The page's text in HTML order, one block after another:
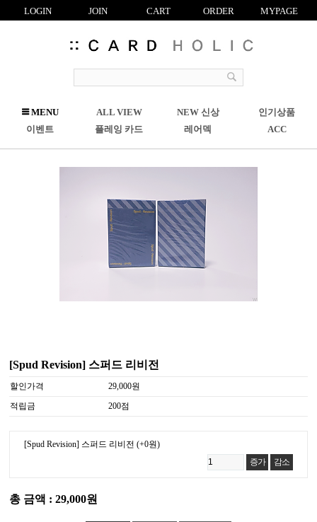
LOGIN JOIN CART ORDER MYPAGE
R
CMENU ALL VIEW NEW 신상
인기상품
이벤트
플레잉 카드 레어덱 ACC
[Spud Revision] 스퍼드 리비전
할인가격
29,000원
적립금
200점
[Spud Revision] 스퍼드 리비전 (+0원)
증가
감소
총 금액 : 29,000원